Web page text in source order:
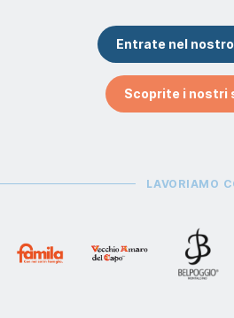
Entrate nel
Scoprite i nostri
LAVORIAMO